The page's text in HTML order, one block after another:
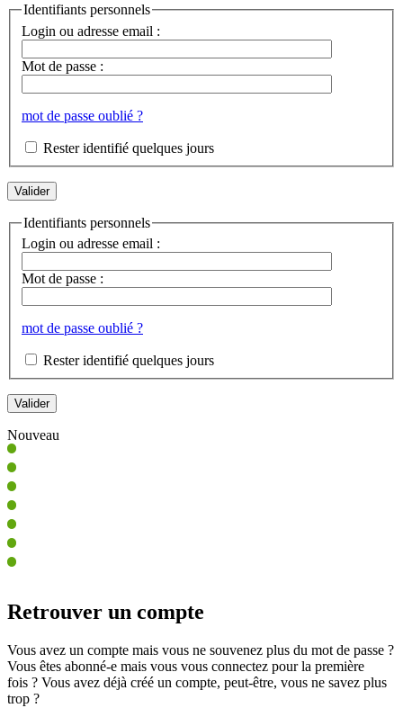
Identifiants personnels
Login ou adresse email :
Mot de passe :
mot de passe oublié ?
Rester identifié quelques jours
Identifiants personnels
Login ou adresse email :
Mot de passe :
mot de passe oublié ?
Rester identifié quelques jours
Nouveau
Retrouver un compte
Vous avez un compte mais vous ne souvenez plus du mot de passe ?
Vous êtes abonné-e mais vous vous connectez pour la première
fois ? Vous avez déjà créé un compte, peut-être, vous ne savez plus
trop ?